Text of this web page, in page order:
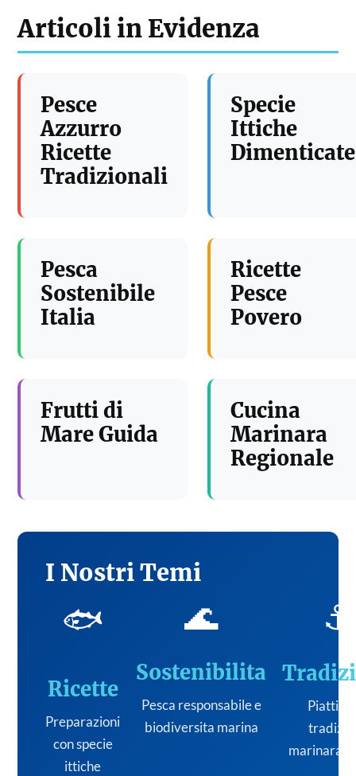
Articoli in Evidenza
Pesce
Azzurro
Ricette
Tradizionali
Specie
Ittiche
Dimenticate
Pesca
Sostenibile
Italia
Ricette
Pesce
Povero
Frutti di
Mare Guida
Cucina
Marinara
Regionale
I Nostri Temi
🐟
Ricette
Preparazioni
con specie
ittiche
🌊
Sostenibilita
Pesca responsabile e
biodiversita marina
⚓
Piatti
marinara